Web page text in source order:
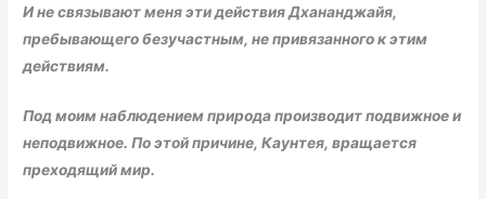
И не связывают меня эти действия Дхананджайя,
пребывающего безучастным, не привязанного к этим
действиям.
Под моим наблюдением природа производит подвижное и
неподвижное. По этой причине, Каунтея, вращается
преходящий мир.